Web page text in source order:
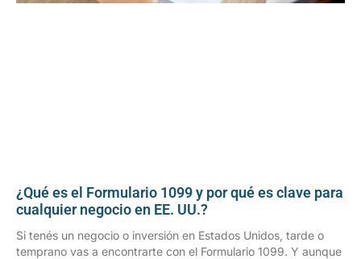
¿Qué es el Formulario 1099 y por qué es clave para
cualquier negocio en EE. UU.?
Si tenés un negocio o inversión en Estados Unidos, tarde o
temprano vas a encontrarte con el Formulario 1099. Y aunque